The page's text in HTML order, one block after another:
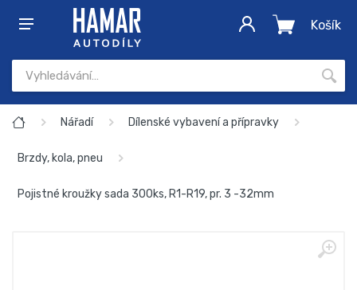
Košík
Nářadí Dílenské vybavení a přípravky
Brzdy, kola, pneu
Pojistné kroužky sada 300ks, R1-R19, pr. 3 -32mm